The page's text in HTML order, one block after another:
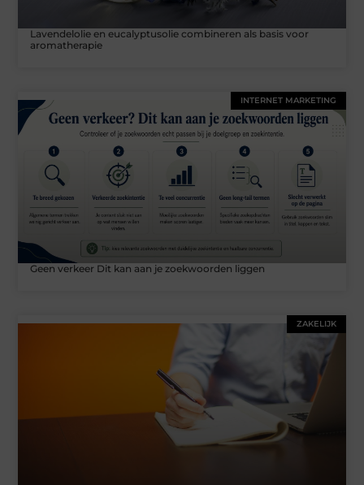
Lavendelolie en eucalyptusolie combineren als basis voor
aromatherapie
INTERNET MARKETING
Geen verkeer Dit kan aan je zoekwoorden liggen
ZAKELIJK